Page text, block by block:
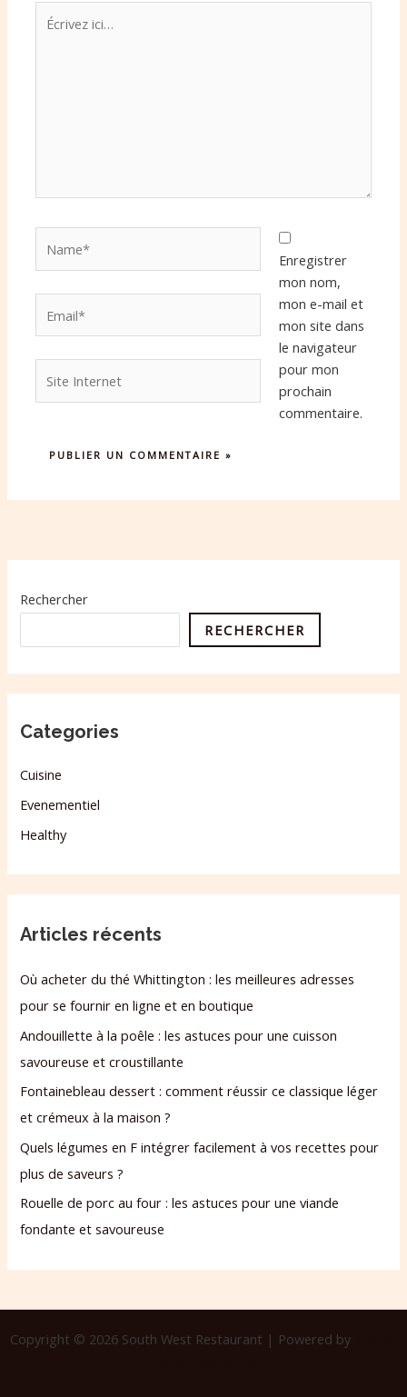
Écrivez
ici…
Internet
Enregistrer
mon nom,
mon e-mail et
mon site dans
le navigateur
pour mon
prochain
commentaire.
Rechercher
RECHERCHER
Categories
Cuisine
Evenementiel
Healthy
Articles récents
Où acheter du thé Whittington : les meilleures adresses
pour se fournir en ligne et en boutique
Andouillette à la poêle : les astuces pour une cuisson
savoureuse et croustillante
Fontainebleau dessert : comment réussir ce classique léger
et crémeux à la maison ?
Quels légumes en F intégrer facilement à vos recettes pour
plus de saveurs ?
Rouelle de porc au four : les astuces pour une viande
fondante et savoureuse
Copyright © 2026 South West Restaurant | Powered by